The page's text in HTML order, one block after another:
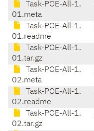
Task-POE-All-1.
01.meta
Task-POE-All-1.
01.readme
Task-POE-All-1.
01.tar.gz
Task-POE-All-1.
02.meta
Task-POE-All-1.
02.readme
Task-POE-All-1.
02.tar.gz